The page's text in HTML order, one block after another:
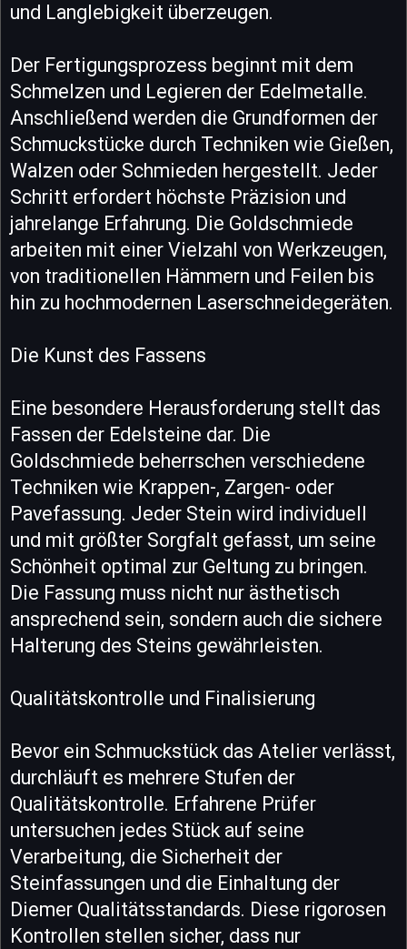
und Langlebigkeit überzeugen.
Der Fertigungsprozess beginnt mit dem
Schmelzen und Legieren der Edelmetalle.
Anschließend werden die Grundformen der
Schmuckstücke durch Techniken wie Gießen,
Walzen oder Schmieden hergestellt. Jeder
Schritt erfordert höchste Präzision und
jahrelange Erfahrung. Die Goldschmiede
arbeiten mit einer Vielzahl von Werkzeugen,
von traditionellen Hämmern und Feilen bis
hin zu hochmodernen Laserschneidegeräten.
Die Kunst des Fassens
Eine besondere Herausforderung stellt das
Fassen der Edelsteine dar. Die
Goldschmiede beherrschen verschiedene
Techniken wie Krappen-, Zargen- oder
Pavefassung. Jeder Stein wird individuell
und mit größter Sorgfalt gefasst, um seine
Schönheit optimal zur Geltung zu bringen.
Die Fassung muss nicht nur ästhetisch
ansprechend sein, sondern auch die sichere
Halterung des Steins gewährleisten.
Qualitätskontrolle und Finalisierung
Bevor ein Schmuckstück das Atelier verlässt,
durchläuft es mehrere Stufen der
Qualitätskontrolle. Erfahrene Prüfer
untersuchen jedes Stück auf seine
Verarbeitung, die Sicherheit der
Steinfassungen und die Einhaltung der
Diemer Qualitätsstandards. Diese rigorosen
Kontrollen stellen sicher, dass nur